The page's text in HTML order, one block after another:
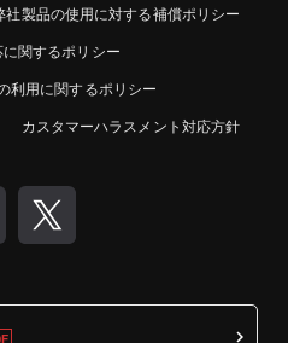
社製品の使用に対する補償ポリシー
関するポリシー
利用に関するポリシー
カスタマーハラスメント対応方針